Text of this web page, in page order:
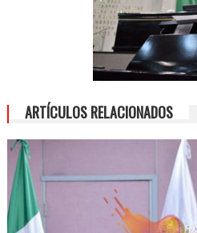
ARTÍCULOS RELACIONADOS